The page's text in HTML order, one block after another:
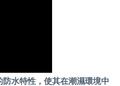
水特性，使其在潮濕環境中